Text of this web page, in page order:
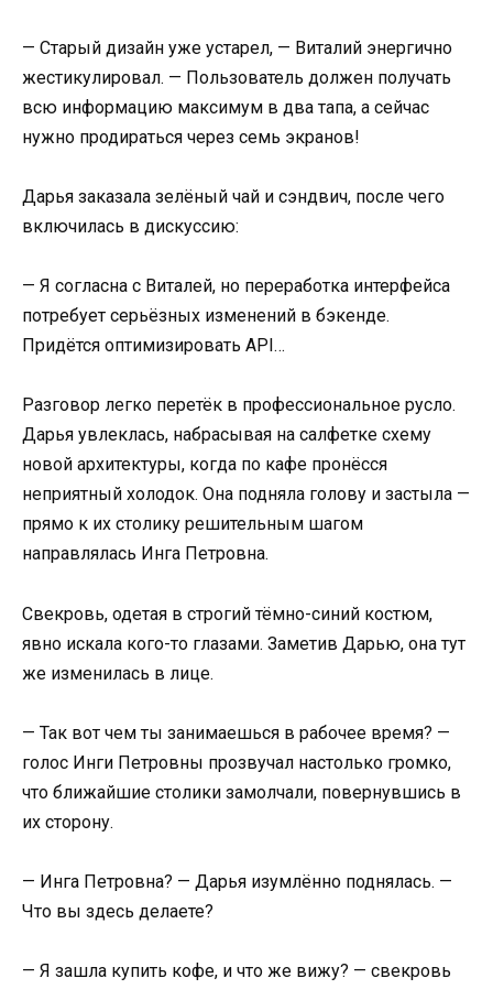
— Старый дизайн уже устарел, — Виталий энергично
жестикулировал. — Пользователь должен получать
всю информацию максимум в два тапа, а сейчас
нужно продираться через семь экранов!
Дарья заказала зелёный чай и сэндвич, после чего
включилась в дискуссию:
— Я согласна с Виталей, но переработка интерфейса
потребует серьёзных изменений в бэкенде.
Придётся оптимизировать API…
Разговор легко перетёк в профессиональное русло.
Дарья увлеклась, набрасывая на салфетке схему
новой архитектуры, когда по кафе пронёсся
неприятный холодок. Она подняла голову и застыла —
прямо к их столику решительным шагом
направлялась Инга Петровна.
Свекровь, одетая в строгий тёмно-синий костюм,
явно искала кого-то глазами. Заметив Дарью, она тут
же изменилась в лице.
— Так вот чем ты занимаешься в рабочее время? —
голос Инги Петровны прозвучал настолько громко,
что ближайшие столики замолчали, повернувшись в
их сторону.
— Инга Петровна? — Дарья изумлённо поднялась. —
Что вы здесь делаете?
— Я зашла купить кофе, и что же вижу? — свекровь